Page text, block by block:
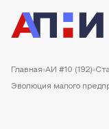
Главная АИ #10 (192)
Эволюция малого